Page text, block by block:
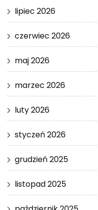
lipiec 2026
czerwiec 2026
maj 2026
marzec 2026
luty 2026
styczeń 2026
grudzień 2025
listopad 2025